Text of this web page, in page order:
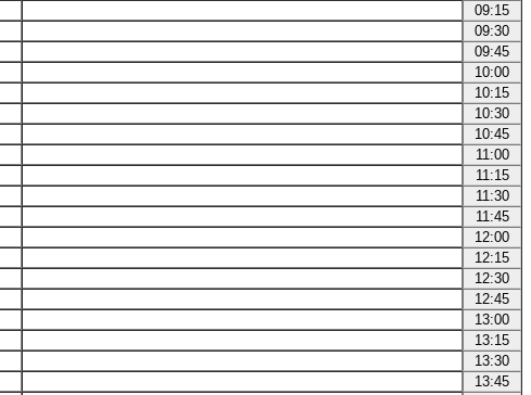
09:15
09:30
09:45
10:00
10:15
10:30
10:45
11:00
11:15
11:30
11:45
12:00
12:15
12:30
12:45
13:00
13:15
13:30
13:45